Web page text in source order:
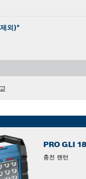
외)*
PRO GLI
충전 랜턴